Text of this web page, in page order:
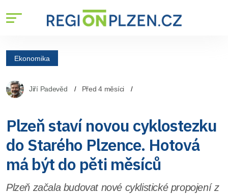
Ekonomika
Jiří Padevěd Před 4 měsíci
Plzeň staví novou cyklostezku
do Starého Plzence. Hotová
má být do pěti měsíců
Plzeň začala budovat nové cyklistické propojení z